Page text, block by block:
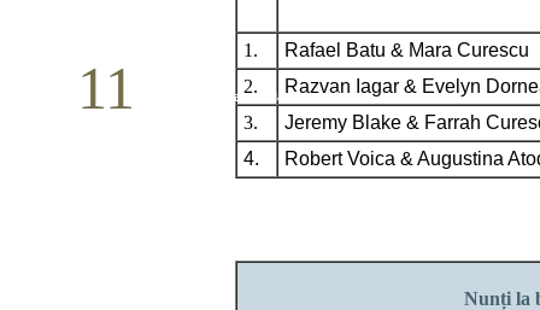
11 Conferință pastorală (Detroit)
1.
Rafael Batu & Mara Curescu
2.
Razvan Iagar & Evelyn
3.
Jeremy Blake & Farrah
4.
Robert Voica & Augustina
Nunți la